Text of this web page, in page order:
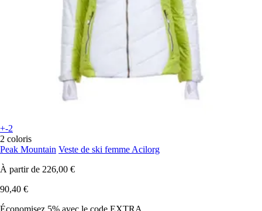
+-2
2 coloris
Peak Mountain Veste de ski femme Acilorg
À partir de 226,00 €
90,40 €
Économisez 5% avec le code EXTRA